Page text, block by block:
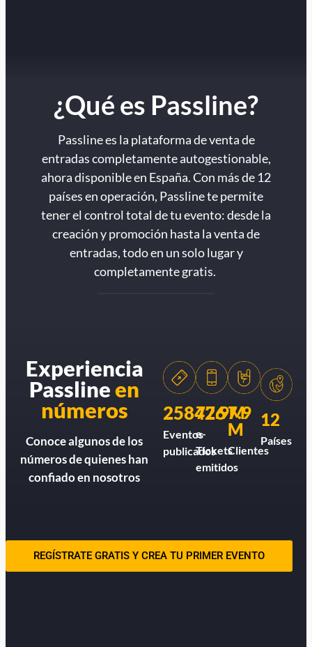
¿Qué es Passline?
Passline es la plataforma de venta de
entradas completamente autogestionable,
ahora disponible en España. Con más de 12
países en operación, Passline te permite
tener el control total de tu evento: desde la
creación y promoción hasta la venta de
entradas, todo en un solo lugar y
completamente gratis.
Experiencia
Passlineen
números
Conoce algunos de los
números de quienes han
confiado en nosotros
258426
Eventos
publicados
77.9M
e-
Tickets
emitidos
7.9
M
Clientes
12
Países
REGÍSTRATE GRATIS Y CREA TU PRIMER EVENTO